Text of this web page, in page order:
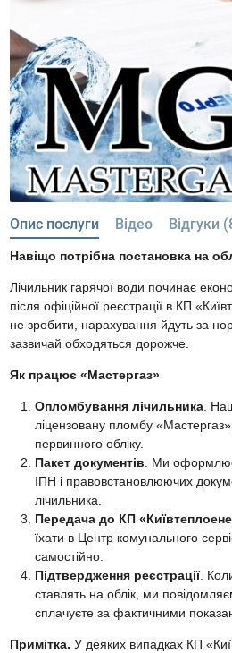
Опис послуги Відео Відгуки
Навіщо потрібна постановка на
Лічильник гарячої води починає
після офіційної реєстрації в КП
не зробити, нарахування йдуть за
зазвичай обходяться дорожче.
Як працює «Мастергаз»
Опломбування лічильника.
ліцензовану пломбу
первинного обліку.
Пакет документів . Ми
ІПН і правовстановлюючих
лічильника.
Передача до КП
їхати в Центр комунального
самостійно.
Підтвердження реєстрації.
ставлять на облік, ми
сплачуєте за фактичними
Примітка. У деяких випадках КП